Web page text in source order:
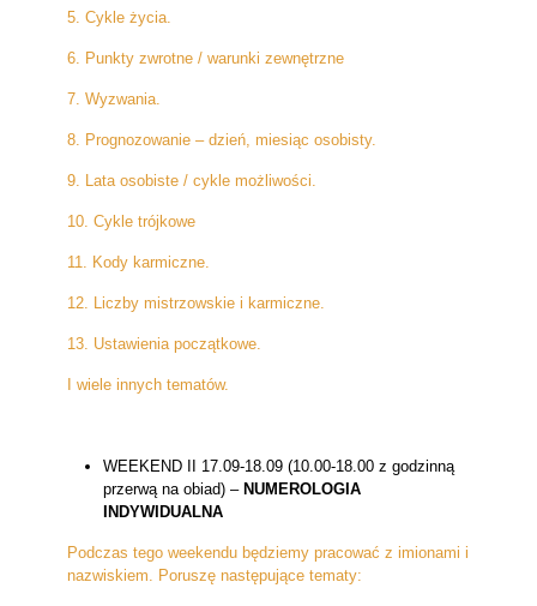
5. Cykle życia.
6. Punkty zwrotne / warunki zewnętrzne
7. Wyzwania.
8. Prognozowanie – dzień, miesiąc osobisty.
9. Lata osobiste / cykle możliwości.
10. Cykle trójkowe
11. Kody karmiczne.
12. Liczby mistrzowskie i karmiczne.
13. Ustawienia początkowe.
I wiele innych tematów.
WEEKEND II 17.09-18.09 (10.00-18.00 z godzinną
przerwą na obiad) –NUMEROLOGIA
INDYWIDUALNA
Podczas tego weekendu będziemy pracować z imionami i
nazwiskiem. Poruszę następujące tematy: